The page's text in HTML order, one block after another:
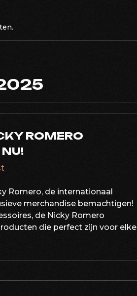
ROMERO
Romero, de internationaal
merchandise bemachtigen!
de Nicky Romero
die perfect zijn voor elke